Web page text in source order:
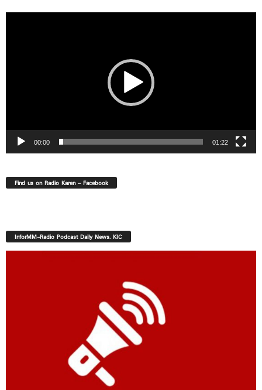
00:00 01:22
Find us on Radio Karen – Facebook
InforMM-Radio Podcast Daily News. KIC